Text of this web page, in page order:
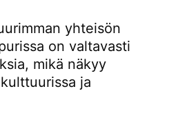
yhteisön
on valtavasti
mikä näkyy
ja